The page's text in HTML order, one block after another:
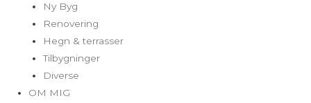
Ny Byg
Renovering
Hegn & terrasser
Tilbygninger
Diverse
OM MIG